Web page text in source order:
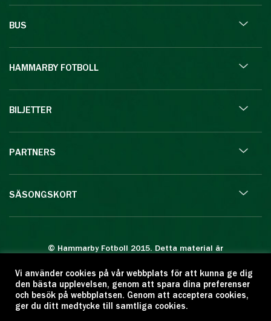
BUS
HAMMARBY FOTBOLL
BILJETTER
PARTNERS
SÄSONGSKORT
© Hammarby Fotboll 2015. Detta material är
Eftertryck eller annan kopiering är förbjuden.
Citera oss gärna men ange källan:
www.hammarbyfotboll.se. Ansvarig utgivare:
Vi använder cookies på vår webbplats för att kunna ge dig
den bästa upplevelsen, genom att spara dina preferenser
och besök på webbplatsen. Genom att acceptera cookies,
ger du ditt medtycke till samtliga cookies.